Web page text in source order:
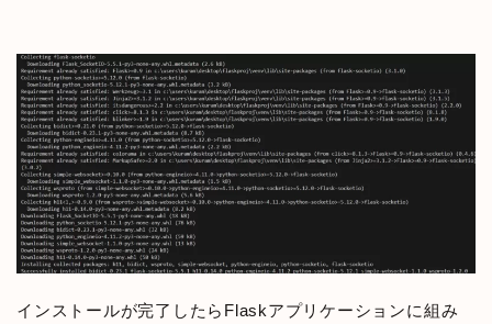
インストールが完了したらFlaskアプリケーションに組み